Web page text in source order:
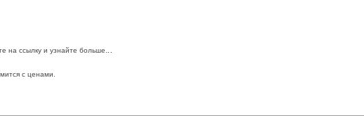
на ссылку и узнайте больше.
с ценами.